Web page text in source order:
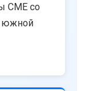
CME со
южной